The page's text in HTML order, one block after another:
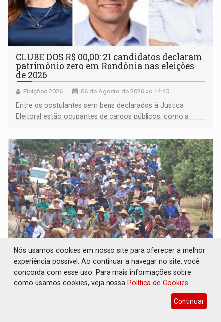
CLUBE DOS R$ 00,00: 21 candidatos declaram
patrimônio zero em Rondônia nas eleições
de 2026
Eleições 2026 06 de Agosto de 2026 às 14:45
Entre os postulantes sem bens declarados à Justiça
Eleitoral estão ocupantes de cargos públicos, como a
Pedro Geovar (PP) e a vice-prefeita Magna dos Anjos
(NOVO)
INTERIOR: Ouro Preto do Oeste realiza
Cavalgada da Expo Show Norte neste sábado
Cultura 06 de Agosto de 2026 às 14:39
Tradicional desfile de cavaleiros e amazonas abre a
programação da Expo Show Norte 2026 e deve reunir
Nós usamos cookies em nosso site para oferecer a melhor
experiência possível. Ao continuar a navegar no site, você
concorda com esse uso. Para mais informações sobre
como usamos cookies, veja nossa Política de Cookies
Continuar